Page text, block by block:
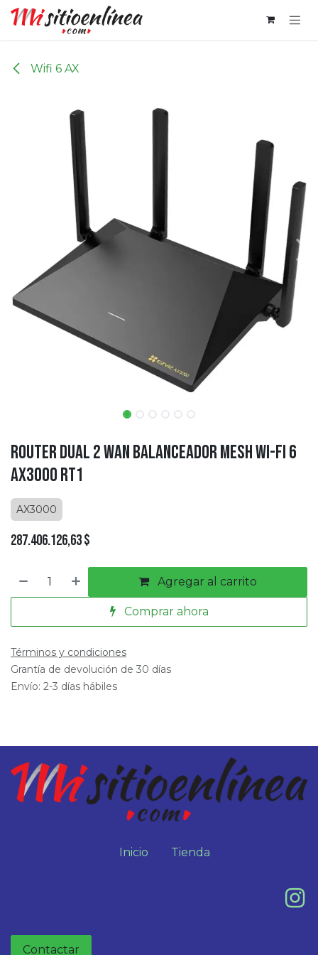
Ir al contenido
Wifi 6 AX
Router Dual 2 WAN Balanceador Mesh Wi-Fi 6
AX3000 RT1
AX3000
287.406.126,63$
Agregar al carrito
Comprar ahora
Términos y condiciones
Grantía de devolución de 30 días
Envío: 2-3 días hábiles
Inicio Tienda
Contactar